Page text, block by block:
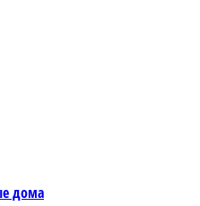
дома